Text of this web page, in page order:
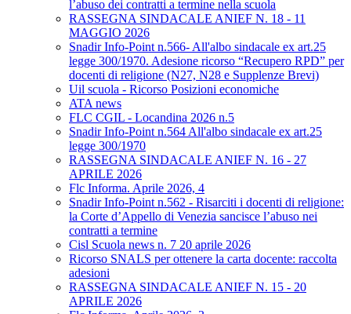
l’abuso dei contratti a termine nella scuola
RASSEGNA SINDACALE ANIEF N. 18 - 11
MAGGIO 2026
Snadir Info-Point n.566- All'albo sindacale ex art.25
legge 300/1970. Adesione ricorso “Recupero RPD” per
docenti di religione (N27, N28 e Supplenze Brevi)
Uil scuola - Ricorso Posizioni economiche
ATA news
FLC CGIL - Locandina 2026 n.5
Snadir Info-Point n.564 All'albo sindacale ex art.25
legge 300/1970
RASSEGNA SINDACALE ANIEF N. 16 - 27
APRILE 2026
Flc Informa. Aprile 2026, 4
Snadir Info-Point n.562 - Risarciti i docenti di religione:
la Corte d’Appello di Venezia sancisce l’abuso nei
contratti a termine
Cisl Scuola news n. 7 20 aprile 2026
Ricorso SNALS per ottenere la carta docente: raccolta
adesioni
RASSEGNA SINDACALE ANIEF N. 15 - 20
APRILE 2026